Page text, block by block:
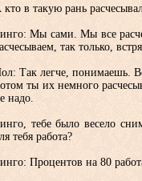
кто в такую рань
Мы сами. Мы все
так только,
Так легче, понимаешь.
ты их немного
надо.
тебе было весело
тебя работа?
Процентов на 80